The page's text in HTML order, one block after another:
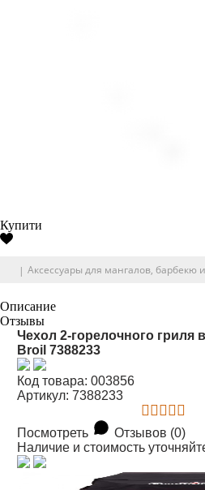
Купити
Аксессуары для мангалов, барбекю
Описание
Отзывы
Чехол 2-горелочного гриля
Broil 7388233
Код товара: 003856
Артикул: 7388233
Посмотреть
Отзывов (0)
Наличие и стоимость